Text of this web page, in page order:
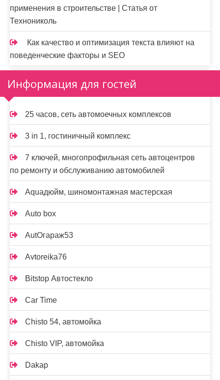
применения в строительстве | Статья от
Технониколь
Как качество и оптимизация текста влияют на
поведенческие факторы и SEO
Информация для гостей
25 часов, сеть автомоечных комплексов
3 in 1, гостиничный комплекс
7 ключей, многопрофильная сеть автоцентров
по ремонту и обслуживанию автомобилей
Aquaдюйм, шиномонтажная мастерская
Auto box
AutOгараж53
Avtoreika76
Bitstop Автостекло
Car Time
Chisto 54, автомойка
Chisto VIP, автомойка
Dakap